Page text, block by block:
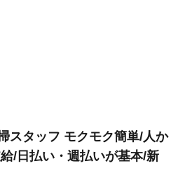
スタッフ モクモク簡単/人か
/日払い・週払いが基本/新